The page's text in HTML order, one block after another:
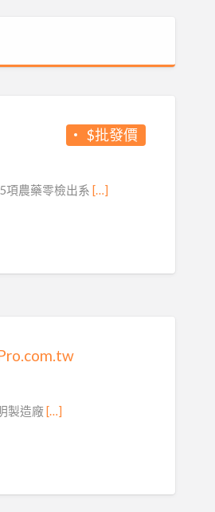
$批發價
項農藥零檢出系 […]
製造廠 […]